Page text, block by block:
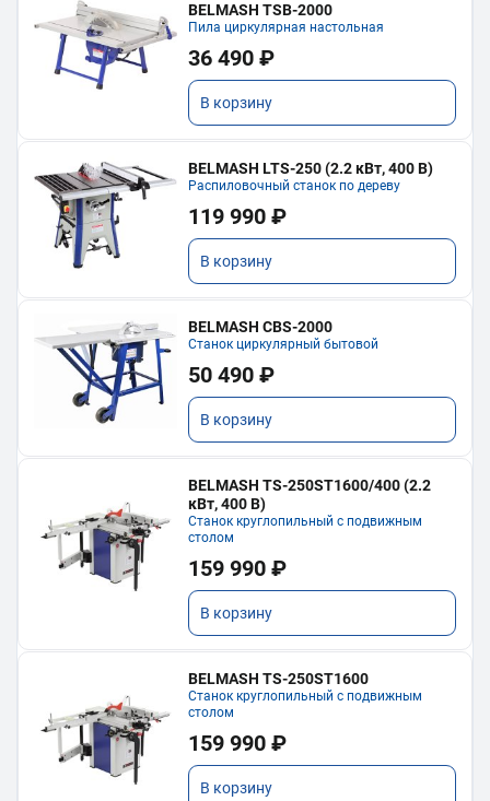
BELMASH TSB-2000
Пила циркулярная настольная
36 490 ₽
В корзину
BELMASH LTS-250 (2.2 кВт, 400 В)
Распиловочный станок по дереву
119 990 ₽
В корзину
BELMASH CBS-2000
Станок циркулярный бытовой
50 490 ₽
В корзину
BELMASH TS-250ST1600/400 (2.2
кВт, 400 В)
Станок круглопильный с подвижным
столом
159 990 ₽
В корзину
BELMASH TS-250ST1600
Станок круглопильный с подвижным
столом
159 990 ₽
В корзину